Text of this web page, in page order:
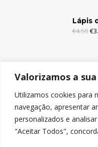
Valorizamos a
Utilizamos cookies para
navegação, apresentar
personalizados e
"Aceitar Todos",
Lápis
€4.50 €
€2.95 €
Lápis
€4.95 €